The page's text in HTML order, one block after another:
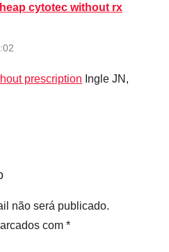
cytotec without rx
prescription Ingle JN,
não será publicado.
com *